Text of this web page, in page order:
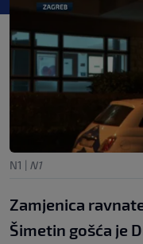
N1 | N1
Zamjenica
Šimetin gošća je